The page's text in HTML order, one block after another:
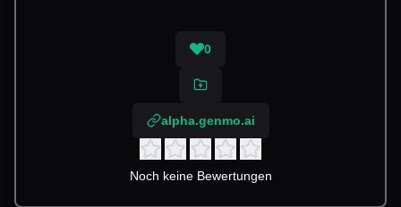
0
alpha.genmo.ai
Noch keine Bewertungen